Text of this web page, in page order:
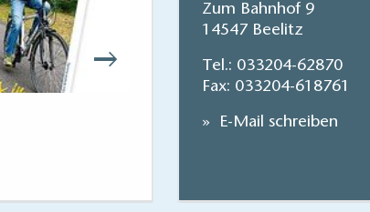
Zum Bahnhof 9
14547 Beelitz
Tel.: 033204-62870
Fax: 033204-618761
E-Mail schreiben